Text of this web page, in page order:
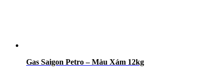
Gas Saigon Petro – Màu Xám 12kg